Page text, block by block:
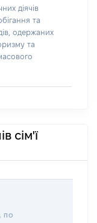
діячів
та
одержаних
та
сім'ї
ПО